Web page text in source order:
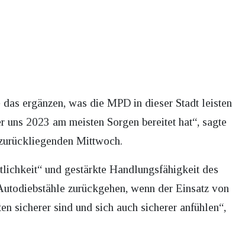
ergänzen, was die MPD in dieser Stadt leisten
2023 am meisten Sorgen bereitet hat“, sagte
Mittwoch.
und gestärkte Handlungsfähigkeit des
zurückgehen, wenn der Einsatz von
sicherer sind und sich auch sicherer anfühlen“,